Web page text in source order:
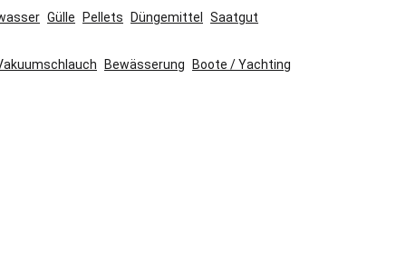
Gülle Pellets Düngemittel Saatgut
Bewässerung
Boote / Yachting